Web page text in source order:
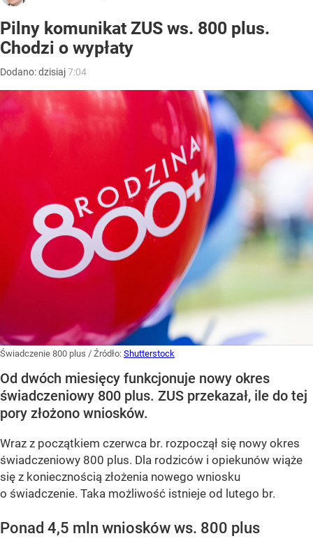
Pilny komunikat ZUS ws. 800 plus.
Chodzi o wypłaty
Dodano:dzisiaj7:04
Świadczenie 800 plus / Źródło: Shutterstock
Od dwóch miesięcy funkcjonuje nowy okres
świadczeniowy 800 plus. ZUS przekazał, ile do tej
pory złożono wniosków.
Wraz z początkiem czerwca br. rozpoczął się nowy okres
świadczeniowy 800 plus. Dla rodziców i opiekunów wiąże
się z koniecznością złożenia nowego wniosku
o świadczenie. Taka możliwość istnieje od lutego br.
Ponad 4,5 mln wniosków ws. 800 plus